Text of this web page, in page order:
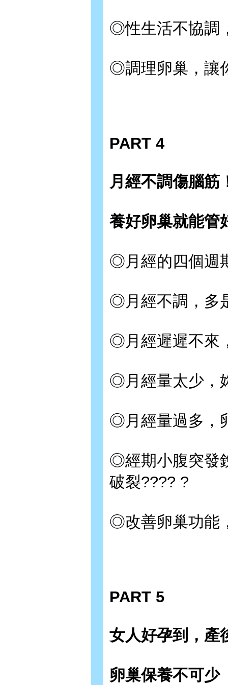
◎性生活不協調
◎調理卵巢，讓
PART 4
月經不調傷腦筋
養好卵巢就能管
◎月經的四個週
◎月經不調，多
◎月經遲遲不來
◎月經量太少，
◎月經量過多，
◎經期小腹突發
破裂???? ?
◎改善卵巢功能
PART 5
女人好孕到，產
卵巢保養不可少